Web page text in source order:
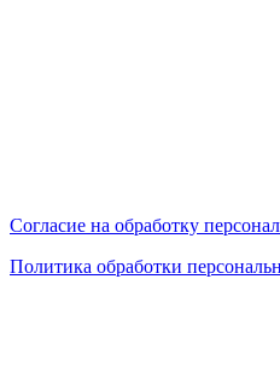
Согласие на обработку
Политика обработки